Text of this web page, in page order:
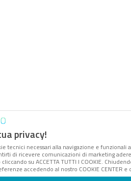
privacy!
tecnici necessari alla navigazione e
di ricevere comunicazioni di marketing
su ACCETTA TUTTI I COOKIE.
accedendo al nostro COOKIE